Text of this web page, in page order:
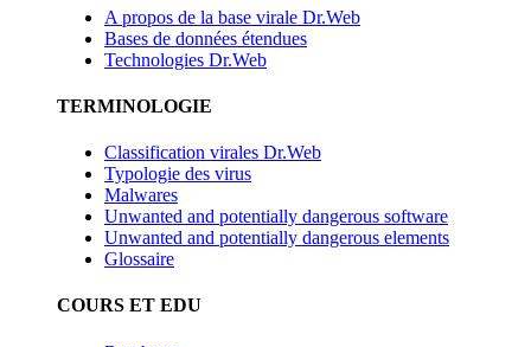
A propos de la base virale Dr.Web
Bases de données étendues
Technologies Dr.Web
TERMINOLOGIE
Classification virales Dr.Web
Typologie des virus
Malwares
Unwanted and potentially dangerous software
Unwanted and potentially dangerous elements
Glossaire
COURS ET EDU